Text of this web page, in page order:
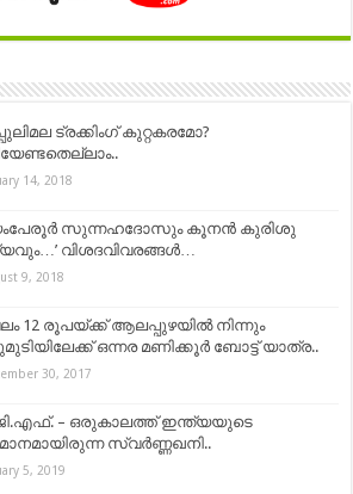
ട്രക്കിംഗ് കുറ്റകരമോ?
14, 2018
സുന്നഹദോസും കൂനൻ കുരിശു
വിശദവിവരങ്ങൾ…
9, 2018
12 രൂപയ്ക്ക് ആലപ്പുഴയിൽ നിന്നും
ഒന്നര മണിക്കൂർ ബോട്ട് യാത്ര..
30, 2017
– ഒരുകാലത്ത് ഇന്ത്യയുടെ
സ്വർണ്ണഖനി..
5, 2019